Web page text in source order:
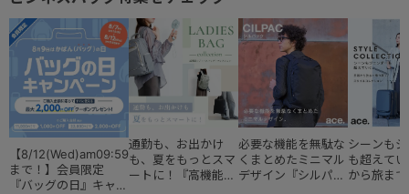
【8/12(Wed)am09:59
まで！】会員限定
『バッグの日』キャン
通勤も、お出かけ
も、夏をもっとスマ
ートに！『高機能レ
必要な機能を無駄な
くまとめたミニマル
デザイン『シルパッ
シーンも
も超えて
から旅ま